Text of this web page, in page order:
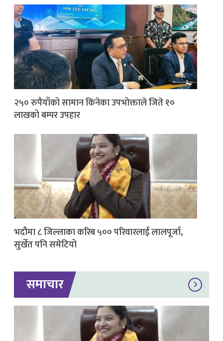
२५० रुपैयाँको सामान किनेका उपभोक्ताले जिते १०
लाखको बम्पर उपहार
भदौमा ८ जिल्लाका करिब ५०० परिवारलाई लालपूर्जा,
सुर्खेत पनि समेटियो
समाचार